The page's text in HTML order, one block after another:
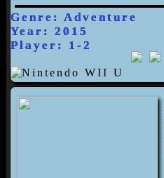
Genre: Adventure
Year: 2015
Player: 1-2